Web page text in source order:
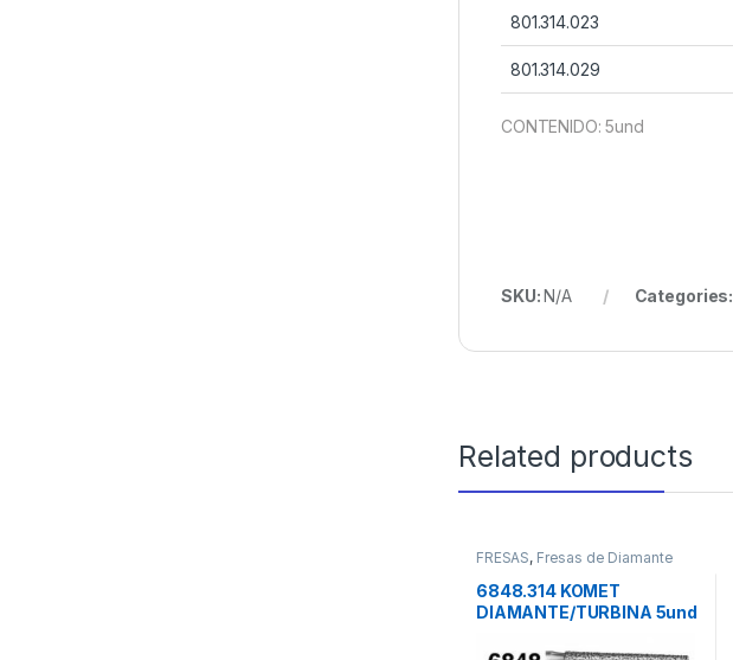
801.314.023
801.314.029
CONTENIDO: 5und
SKU:N/A Categories:
Related products
FRESAS, Fresas de Diamante
6848.314 KOMET
DIAMANTE/TURBINA 5und